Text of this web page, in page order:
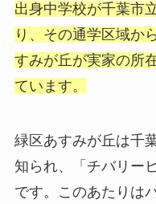
出身中学校が千葉市
り、その通学区域か
すみが丘が実家の所
ています。
緑区あすみが丘は千
知られ、「チバリー
です。このあたりは